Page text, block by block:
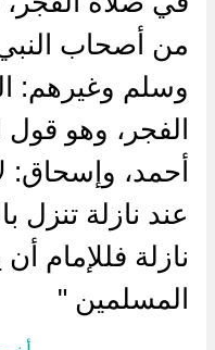
من أصحاب
وسلم وغيرهم:
الفجر، وهو
أحمد، وإسحاق:
عند نازلة تنزل
نازلة فللإمام
المسلمين "